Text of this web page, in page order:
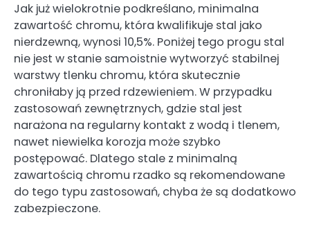
Jak już wielokrotnie podkreślano, minimalna
zawartość chromu, która kwalifikuje stal jako
nierdzewną, wynosi 10,5%. Poniżej tego progu stal
nie jest w stanie samoistnie wytworzyć stabilnej
warstwy tlenku chromu, która skutecznie
chroniłaby ją przed rdzewieniem. W przypadku
zastosowań zewnętrznych, gdzie stal jest
narażona na regularny kontakt z wodą i tlenem,
nawet niewielka korozja może szybko
postępować. Dlatego stale z minimalną
zawartością chromu rzadko są rekomendowane
do tego typu zastosowań, chyba że są dodatkowo
zabezpieczone.